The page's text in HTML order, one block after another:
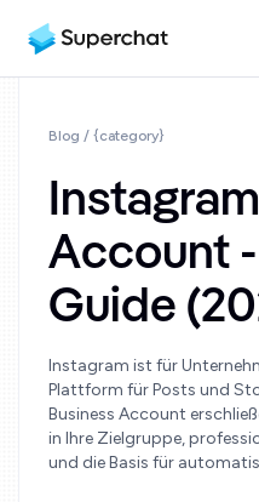
Blog / {category}
Account
Guide
Instagram ist für
Plattform für Posts und
Business Account
in Ihre Zielgruppe,
und die Basis für